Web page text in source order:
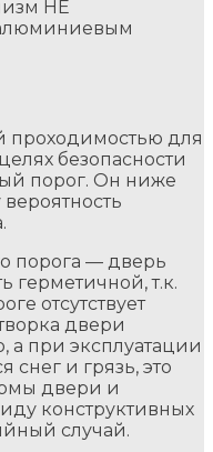
НЕ
алюминиевым
проходимостью для
безопасности
порог. Он ниже
порога — дверь
герметичной, т.к.
отсутствует
двери
а при эксплуатации
снег и грязь, это
двери и
конструктивных
случай.